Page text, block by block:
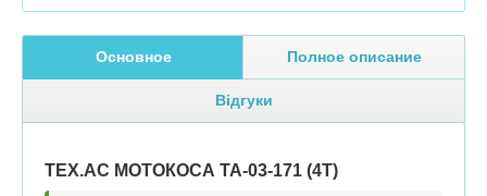
Основное Полное описание
Відгуки
TEX.AC МОТОКОСА ТА-03-171 (4Т)